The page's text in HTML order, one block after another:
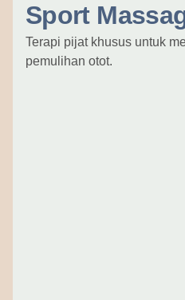
Sport
Terapi pijat khusus untuk
pemulihan otot.